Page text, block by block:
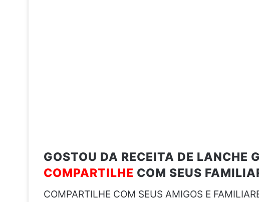
GOSTOU DA RECEITA DE LANCHE
COMPARTILHE COM SEUS
COMPARTILHE COM SEUS AMIGOS E